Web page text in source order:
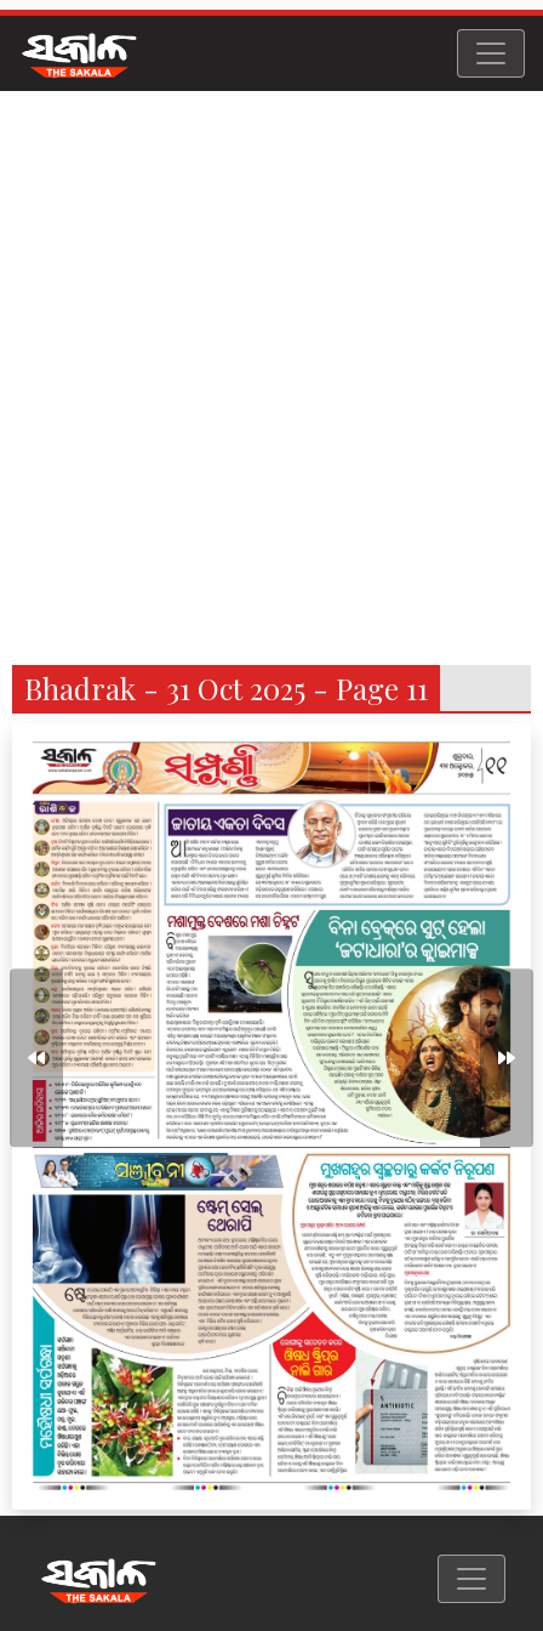
Bhadrak - 31 Oct 2025 - Page 11